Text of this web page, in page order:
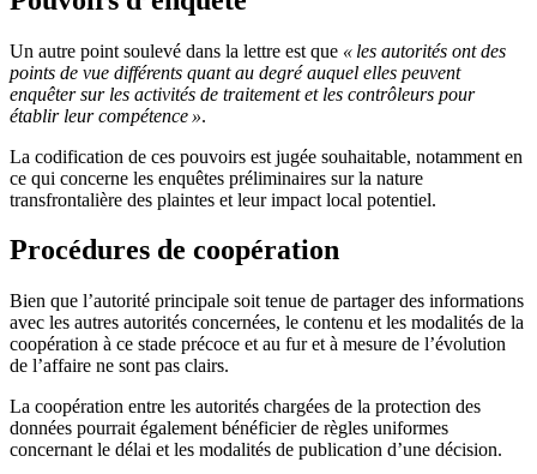
Un autre point soulevé dans la lettre est que « les autorités ont des
points de vue différents quant au degré auquel elles peuvent
enquêter sur les activités de traitement et les contrôleurs pour
établir leur compétence ».
La codification de ces pouvoirs est jugée souhaitable, notamment en
ce qui concerne les enquêtes préliminaires sur la nature
transfrontalière des plaintes et leur impact local potentiel.
Procédures de coopération
Bien que l’autorité principale soit tenue de partager des informations
avec les autres autorités concernées, le contenu et les modalités de la
coopération à ce stade précoce et au fur et à mesure de l’évolution
de l’affaire ne sont pas clairs.
La coopération entre les autorités chargées de la protection des
données pourrait également bénéficier de règles uniformes
concernant le délai et les modalités de publication d’une décision.